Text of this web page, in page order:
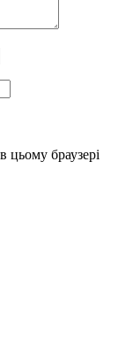
цьому браузері